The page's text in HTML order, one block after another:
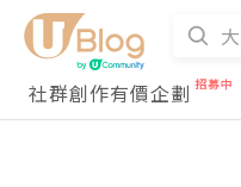
社群創作有價企劃